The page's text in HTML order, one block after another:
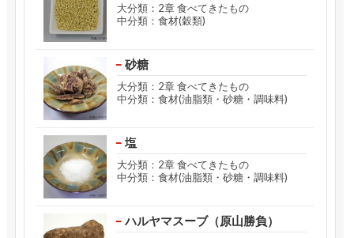
大分類：2章 食べてきたもの
中分類：食材(穀類)
砂糖
大分類：2章 食べてきたもの
中分類：食材(油脂類・砂糖・調味料)
塩
大分類：2章 食べてきたもの
中分類：食材(油脂類・砂糖・調味料)
ハルヤマスーブ（原山勝負）